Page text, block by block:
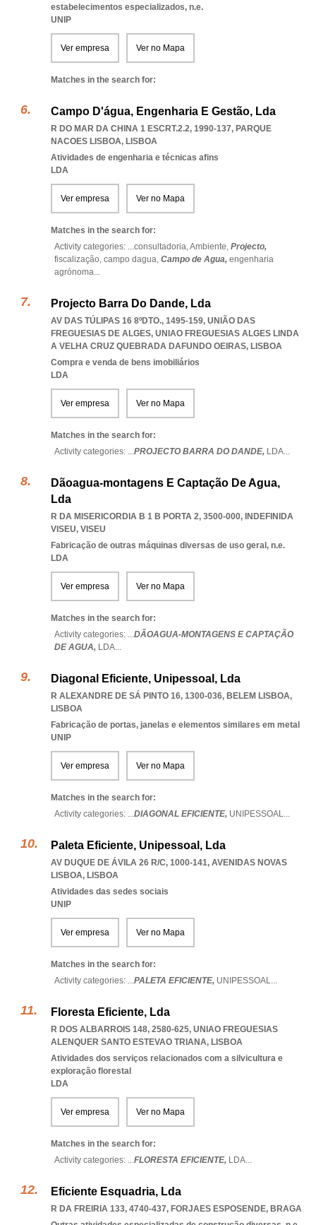
estabelecimentos especializados, n.e.
UNIP
Ver empresa Ver no Mapa
Matches in the search for:
Campo D'água, Engenharia E Gestão, Lda
R DO MAR DA CHINA 1 ESCRT.2.2, 1990-137, PARQUE
NACOES LISBOA, LISBOA
Atividades de engenharia e técnicas afins
LDA
Ver empresa Ver no Mapa
Matches in the search for:
Activity categories: ...consultadoria,Ambiente, Projecto,
fiscalização, campo dagua, Campo de Agua, engenharia
agrónoma...
Projecto Barra Do Dande, Lda
AV DAS TÚLIPAS 16 8ºDTO., 1495-159, UNIÃO DAS
FREGUESIAS DE ALGES, UNIAO FREGUESIAS ALGES LINDA
A VELHA CRUZ QUEBRADA DAFUNDO OEIRAS, LISBOA
Compra e venda de bens imobiliários
LDA
Ver empresa Ver no Mapa
Matches in the search for:
Activity categories: ...PROJECTO BARRA DO DANDE, LDA...
Dãoagua-montagens E Captação De Agua,
Lda
R DA MISERICORDIA B 1 B PORTA 2, 3500-000, INDEFINIDA
VISEU, VISEU
Fabricação de outras máquinas diversas de uso geral, n.e.
LDA
Ver empresa Ver no Mapa
Matches in the search for:
Activity categories: ...DÃOAGUA-MONTAGENS E CAPTAÇÃO
DE AGUA, LDA...
Diagonal Eficiente, Unipessoal, Lda
R ALEXANDRE DE SÁ PINTO 16, 1300-036, BELEM LISBOA,
LISBOA
Fabricação de portas, janelas e elementos similares em metal
UNIP
Ver empresa Ver no Mapa
Matches in the search for:
Activity categories: ...DIAGONAL EFICIENTE, UNIPESSOAL...
Paleta Eficiente, Unipessoal, Lda
AV DUQUE DE ÁVILA 26 R/C, 1000-141, AVENIDAS NOVAS
LISBOA, LISBOA
Atividades das sedes sociais
UNIP
Ver empresa Ver no Mapa
Matches in the search for:
Activity categories: ...PALETA EFICIENTE, UNIPESSOAL...
Floresta Eficiente, Lda
R DOS ALBARROIS 148, 2580-625, UNIAO FREGUESIAS
ALENQUER SANTO ESTEVAO TRIANA, LISBOA
Atividades dos serviços relacionados com a silvicultura e
exploração florestal
LDA
Ver empresa Ver no Mapa
Matches in the search for:
Activity categories: ...FLORESTA EFICIENTE, LDA...
Eficiente Esquadria, Lda
R DA FREIRIA 133, 4740-437, FORJAES ESPOSENDE, BRAGA